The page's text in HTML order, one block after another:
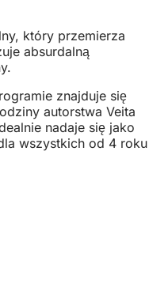
który przemierza
absurdalną
znajduje się
autorstwa Veita
nadaje się jako
wszystkich od 4 roku